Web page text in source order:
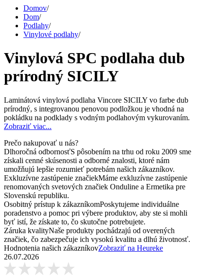
Domov/
Dom/
Podlahy/
Vinylové podlahy/
Vinylová SPC podlaha dub
prírodný SICILY
Laminátová vinylová podlaha Vincore SICILY vo farbe dub
prírodný, s integrovanou penovou podložkou je vhodná na
pokládku na podklady s vodným podlahovým vykurovaním.
Zobraziť viac...
Prečo nakupovať u nás?
Dlhoročná odbornosťS pôsobením na trhu od roku 2009 sme
získali cenné skúsenosti a odborné znalosti, ktoré nám
umožňujú lepšie rozumieť potrebám našich zákazníkov.
Exkluzívne zastúpenie značiekMáme exkluzívne zastúpenie
renomovaných svetových značiek Onduline a Ermetika pre
Slovenskú republiku.
Osobitný prístup k zákazníkomPoskytujeme individuálne
poradenstvo a pomoc pri výbere produktov, aby ste si mohli
byť istí, že získate to, čo skutočne potrebujete.
Záruka kvalityNaše produkty pochádzajú od overených
značiek, čo zabezpečuje ich vysokú kvalitu a dlhú životnosť.
Hodnotenia našich zákazníkovZobraziť na Heureke
26.07.2026